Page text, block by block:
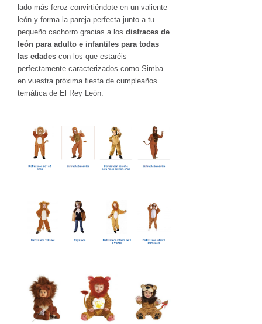
lado más feroz convirtiéndote en un valiente
león y forma la pareja perfecta junto a tu
pequeño cachorro gracias a los disfraces de
león para adulto e infantiles para todas
las edades con los que estaréis
perfectamente caracterizados como Simba
en vuestra próxima fiesta de cumpleaños
temática de El Rey León.